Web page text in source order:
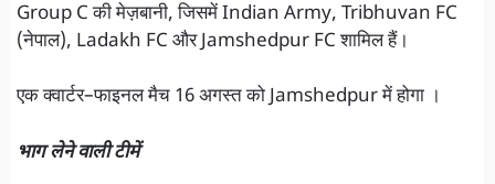
Group C की मेज़बानी, जिसमें Indian Army, Tribhuvan FC
(नेपाल), Ladakh FC और Jamshedpur FC शामिल हैं।
एक क्वार्टर–फाइनल मैच 16 अगस्त को Jamshedpur में होगा ।
भाग लेने वाली टीमें